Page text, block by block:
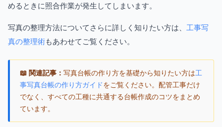
めるときに照合作業が発生してしまいます。
写真の整理方法についてさらに詳しく知りたい方は、 工事写
真の整理術もあわせてご覧ください。
📖 関連記事：写真台帳の作り方を基礎から知りたい方は工
事写真台帳の作り方ガイドをご覧ください。配管工事だけ
でなく、すべての工種に共通する台帳作成のコツをまとめ
ています。